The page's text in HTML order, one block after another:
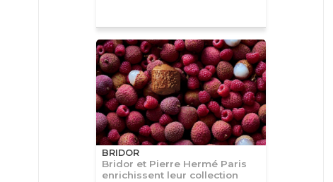
BRIDOR
Bridor et Pierre Hermé Paris
enrichissent leur collection